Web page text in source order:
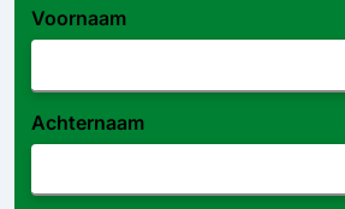
Voornaam
Achternaam